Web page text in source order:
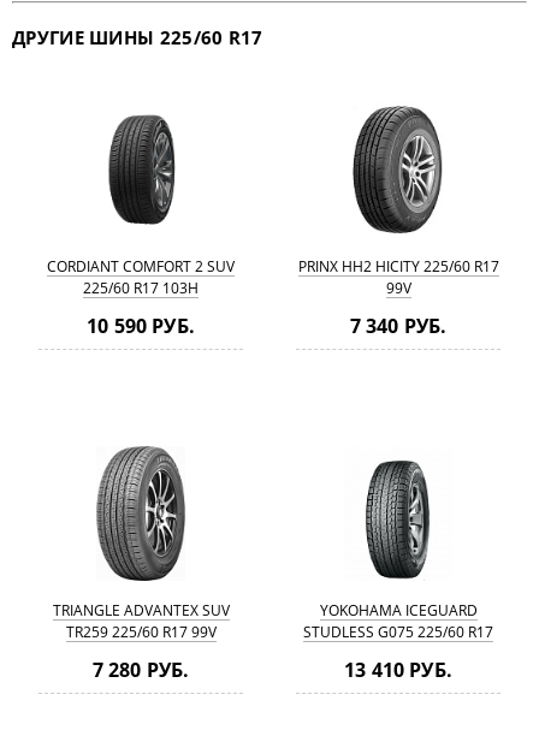
ДРУГИЕ ШИНЫ 225/60 R17
CORDIANT COMFORT 2 SUV
225/60 R17 103H
10 590 РУБ.
PRINX HH2 HICITY 225/60 R17
99V
7 340 РУБ.
TRIANGLE ADVANTEX SUV
TR259 225/60 R17 99V
7 280 РУБ.
YOKOHAMA ICEGUARD
STUDLESS G075 225/60 R17
13 410 РУБ.